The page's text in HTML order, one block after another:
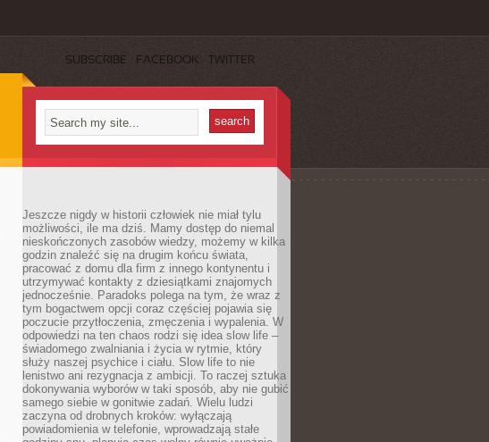
SUBSCRIBE FACEBOOK TWITTER
Jeszcze nigdy w historii człowiek nie miał tylu
możliwości, ile ma dziś. Mamy dostęp do niemal
nieskończonych zasobów wiedzy, możemy w kilka
godzin znaleźć się na drugim końcu świata,
pracować z domu dla firm z innego kontynentu i
utrzymywać kontakty z dziesiątkami znajomych
jednocześnie. Paradoks polega na tym, że wraz z
tym bogactwem opcji coraz częściej pojawia się
poczucie przytłoczenia, zmęczenia i wypalenia. W
odpowiedzi na ten chaos rodzi się idea slow life –
świadomego zwalniania i życia w rytmie, który
służy naszej psychice i ciału. Slow life to nie
lenistwo ani rezygnacja z ambicji. To raczej sztuka
dokonywania wyborów w taki sposób, aby nie gubić
samego siebie w gonitwie zadań. Wielu ludzi
zaczyna od drobnych kroków: wyłączają
powiadomienia w telefonie, wprowadzają stałe